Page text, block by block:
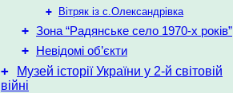
+
Вітряк із с.Олександрівка
+ Зона “Радянське село 1970-х років”
+ Невідомі об’єкти
+
Музей історії України у 2-й світовій
війні